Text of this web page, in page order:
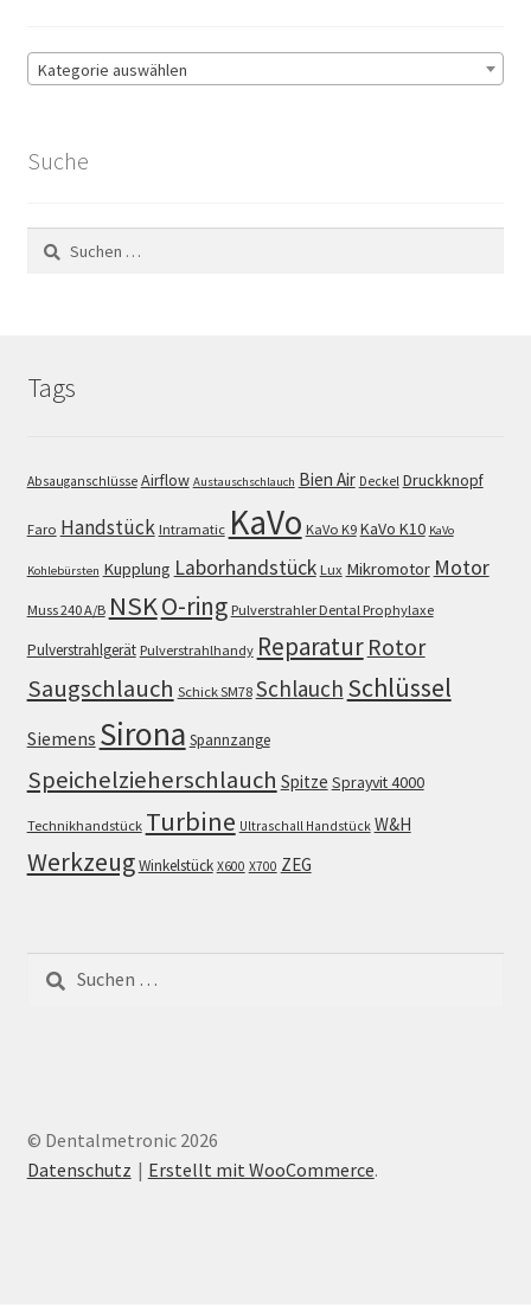
Kategorie auswählen
Suche
Suchen
nach:
Tags
Absauganschlüsse Airflow Austauschschlauch Bien Air Deckel Druckknopf
Faro Handstück Intramatic KaVo KaVo K9 KaVo K10 KaVo
Kohlebürsten Kupplung Laborhandstück Lux Mikromotor Motor
Muss 240 A/B NSKO-ring Pulverstrahler Dental Prophylaxe
Pulverstrahlgerät Pulverstrahlhandy Reparatur Rotor
Saugschlauch Schick SM78 Schlauch Schlüssel
Siemens Sirona Spannzange
Speichelzieherschlauch Spitze Sprayvit 4000
Technikhandstück Turbine Ultraschall Handstück W&H
WerkzeugWinkelstück X600 X700 ZEG
nach:
© Dentalmetronic 2026
Datenschutz
Erstellt mit WooCommerce.